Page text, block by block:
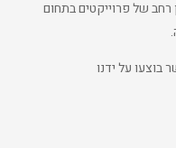
רחב של פרוייקטים בתחום
בוצעו על ידנו